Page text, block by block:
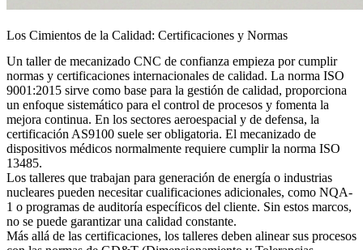
Los Cimientos de la Calidad: Certificaciones y Normas
Un taller de mecanizado CNC de confianza empieza por cumplir
normas y certificaciones internacionales de calidad. La norma ISO
9001:2015 sirve como base para la gestión de calidad, proporciona
un enfoque sistemático para el control de procesos y fomenta la
mejora continua. En los sectores aeroespacial y de defensa, la
certificación AS9100 suele ser obligatoria. El mecanizado de
dispositivos médicos normalmente requiere cumplir la norma ISO
13485.
Los talleres que trabajan para generación de energía o industrias
nucleares pueden necesitar cualificaciones adicionales, como NQA-
1 o programas de auditoría específicos del cliente. Sin estos marcos,
no se puede garantizar una calidad constante.
Más allá de las certificaciones, los talleres deben alinear sus procesos